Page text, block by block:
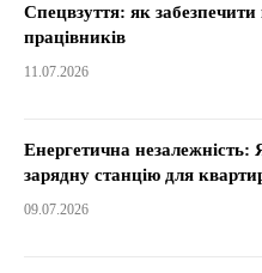
Спецвзуття: як
працівників
11.07.2026
Енергетична
зарядну станцію для
09.07.2026